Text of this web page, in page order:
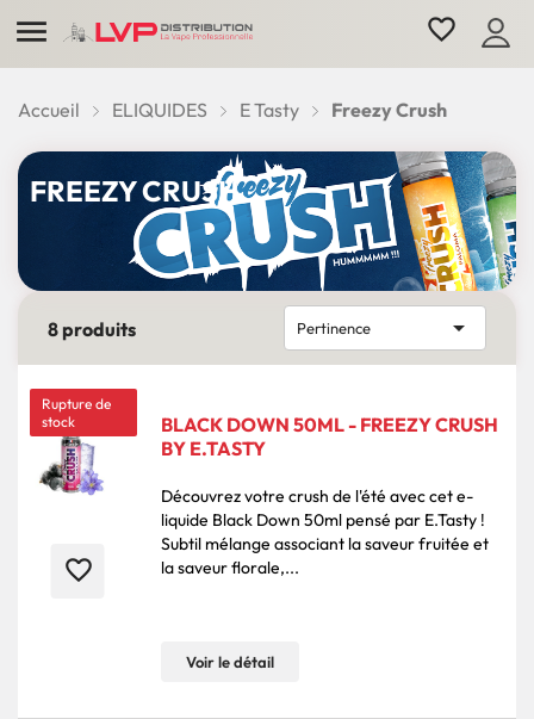
 favorite_border
Accueil ELIQUIDES E Tasty Freezy Crush
FREEZY CRUSH
8 produits Pertinence 
Rupture de
stock
favorite_border
BLACK DOWN 50ML - FREEZY CRUSH
BY E.TASTY
Découvrez votre crush de l'été avec cet e-
liquide Black Down 50ml pensé par E.Tasty !
Subtil mélange associant la saveur fruitée et
la saveur florale,...
Voir le détail